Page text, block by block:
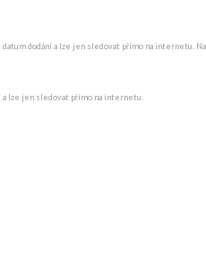
dodání a lze jen sledovat přímo na internetu. Na
lze jen sledovat přímo na internetu.